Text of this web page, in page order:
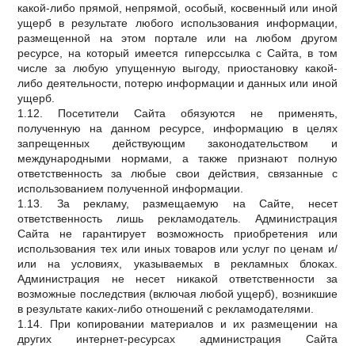
какой-либо прямой, непрямой, особый, косвенный или иной
ущерб в результате любого использования информации,
размещенной на этом портале или на любом другом
ресурсе, на который имеется гиперссылка с Сайта, в том
числе за любую упущенную выгоду, приостановку какой-
либо деятельности, потерю информации и данных или иной
ущерб.
1.12. Посетители Сайта обязуются не применять,
полученную на данном ресурсе, информацию в целях
запрещенных действующим законодательством и
международными нормами, а также признают полную
ответственность за любые свои действия, связанные с
использованием полученной информации.
1.13. За рекламу, размещаемую на Сайте, несет
ответственность лишь рекламодатель. Администрация
Сайта не гарантирует возможность приобретения или
использования тех или иных товаров или услуг по ценам и/
или на условиях, указываемых в рекламных блоках.
Администрация не несет никакой ответственности за
возможные последствия (включая любой ущерб), возникшие
в результате каких-либо отношений с рекламодателями.
1.14. При копировании материалов и их размещении на
других интернет-ресурсах администрация Сайта